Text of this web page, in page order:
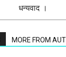
धन्यवाद ।
MORE FROM